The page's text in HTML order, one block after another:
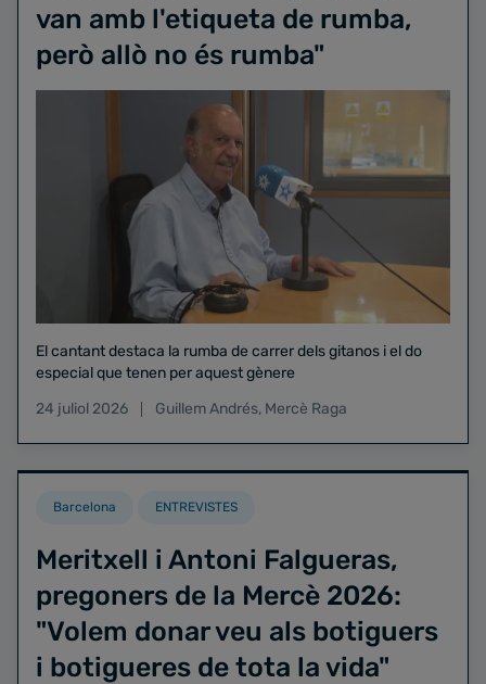
van amb l'etiqueta de rumba,
però allò no és rumba"
El cantant destaca la rumba de carrer dels gitanos i el do
especial que tenen per aquest gènere
24 juliol 2026
Guillem Andrés, Mercè Raga
Barcelona ENTREVISTES
Meritxell i Antoni Falgueras,
pregoners de la Mercè 2026:
"Volem donar veu als botiguers
i botigueres de tota la vida"